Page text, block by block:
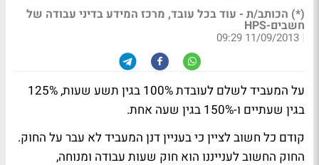
(*) הכותב/ת - עוד בכל עובד, מרכז המידע בדיני עבודה של
חשבים-HPS
|
11/09/2013 09:29
על המעביד לשלם לעובדת 100% בגין תשע שעות, 125%
בגין שעתיים ו-150% בגין שעה אחת.
קודם כל חשוב לציין כי בעניין דנן המעביד לא עבר על החוק.
החוק החשוב לענייננו הוא חוק שעות עבודה ומנוחה,